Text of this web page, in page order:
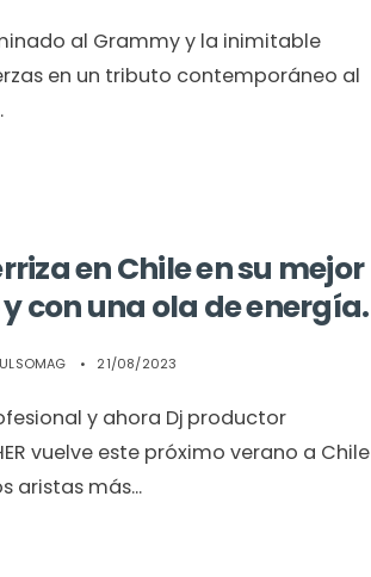
al Grammy y la inimitable
en un tributo contemporáneo al
en Chile en su mejor
con una ola de energía.
• 21/08/2023
y ahora Dj productor
vuelve este próximo verano a Chile
aristas más...